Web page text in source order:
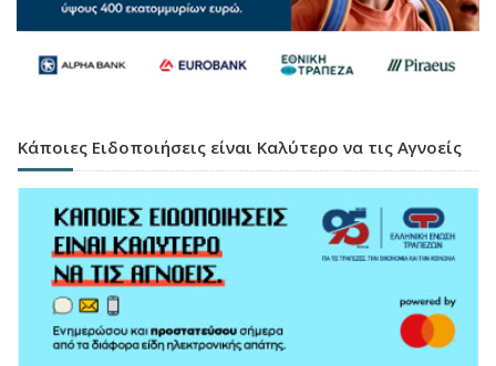
Κάποιες Ειδοποιήσεις είναι Καλύτερο να τις Αγνοείς